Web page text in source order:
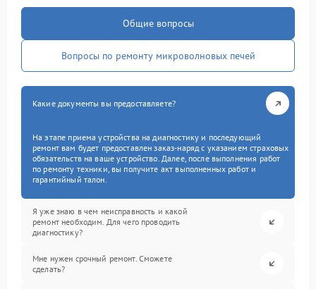
Общие вопросы
Вопросы по ремонту микроволновых печей
Какие документы вы предоставляете?
На этапе приема устройства на диагностику и последующий
ремонт вам будет предоставлен заказ-наряд с указанием страховых
обязательств на ваше устройство. Далее, после выполнения работ
по ремонту техники, вы получите акт выполненных работ и
гарантийный талон.
Я уже знаю в чем неисправность и какой
ремонт необходим. Для чего проводить
диагностику?
Мне нужен срочный ремонт. Сможете
сделать?